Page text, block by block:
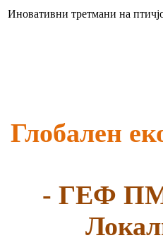
Иновативни третмани на
Глобален
- ГЕФ